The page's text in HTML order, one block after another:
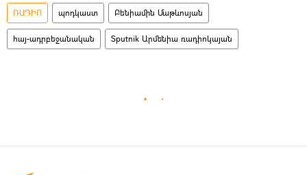
ՌԱԴԻՈ պոդկաստ Բենիամին Մաթևոսյան
հայ-ադրբեջանական Sputnik Արմենիա ռադիոկայան